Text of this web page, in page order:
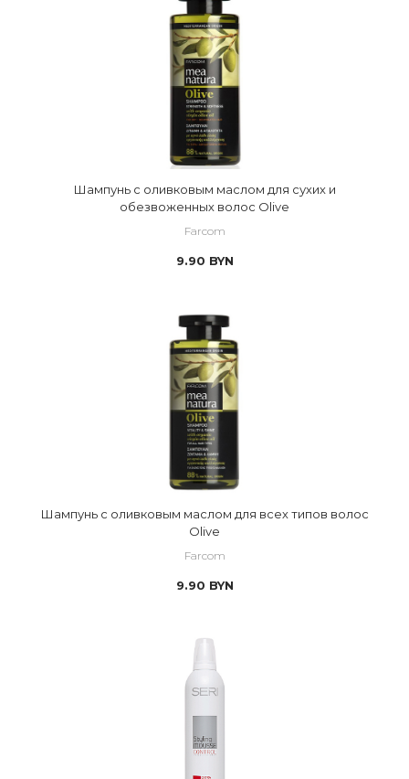
Шампунь с оливковым маслом для сухих и
обезвоженных волос Olive
Farcom
9.90 BYN
Шампунь с оливковым маслом для всех типов волос
Olive
Farcom
9.90 BYN